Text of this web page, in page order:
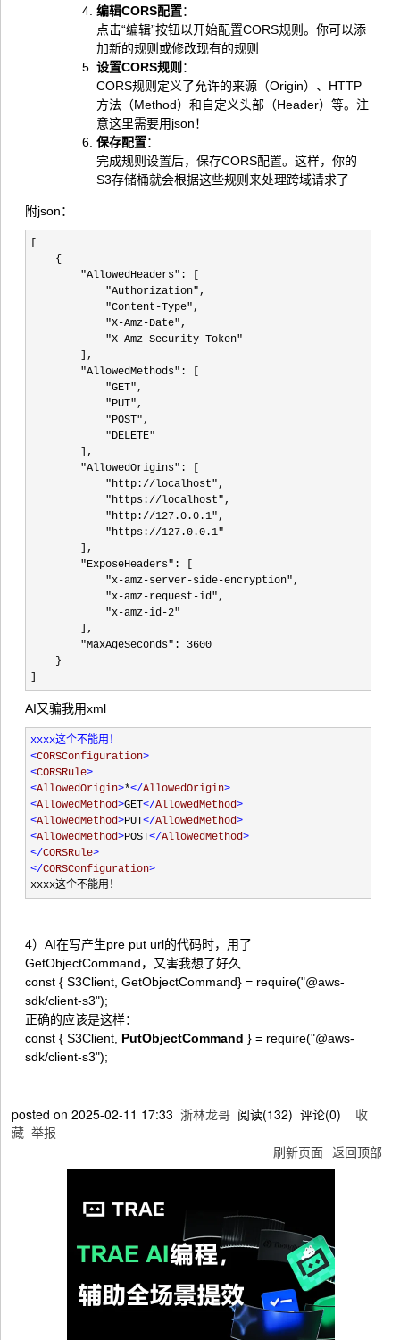
编辑CORS配置‌：
点击“编辑”按钮以开始配置CORS规则。你可以添
加新的规则或修改现有的规则‌
设置CORS规则 ‌：
CORS规则定义了允许的来源（Origin）、HTTP
方法（Method）和自定义头部（Header）等。注
意这里需要用json！
保存配置‌：
完成规则设置后，保存CORS配置。这样，你的
S3存储桶就会根据这些规则来处理跨域请求了‌
附json：
    {
"AllowedHeaders" : [
"Authorization",
"Content-Type",
"X-Amz-Date",
"X-Amz-Security-Token"
        ],
"AllowedMethods" : [
"GET",
"PUT",
"POST",
"DELETE"
        ],
"AllowedOrigins" : [
"http://localhost",
"https://localhost",
"http://127.0.0.1",
"https://127.0.0.1"
        ],
"ExposeHeaders" : [
"x-amz-server-side-encryption",
"x-amz-request-id",
"x-amz-id-2"
        ],
"MaxAgeSeconds": 3600
    }
AI又骗我用xml
xxxx这个不能用！
<CORSConfiguration>
<CORSRule>
<AllowedOrigin>*</AllowedOrigin>
<AllowedMethod>GET</AllowedMethod>
<AllowedMethod>PUT</AllowedMethod>
<AllowedMethod>POST</AllowedMethod>
</CORSRule>
</CORSConfiguration>
xxxx这个不能用！
4）AI在写产生pre put url的代码时，用了
GetObjectCommand，又害我想了好久
const { S3Client, GetObjectCommand} = require("@aws-
sdk/client-s3");
正确的应该是这样：
const { S3Client, PutObjectCommand } = require("@aws-
sdk/client-s3");
posted on 2025-02-11 17:33 浙林龙哥 阅读(132) 评论(0) 收
藏 举报
刷新页面 返回顶部